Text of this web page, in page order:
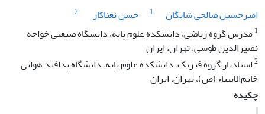
امیرحسین صالحی شایگان
1 حسن نعناکار
2
1مدرس گروه ریاضی، دانشکده علوم پایه، دانشگاه صنعتی خواجه
نصیرالدین طوسی، تهران، ایران
2استادیار گروه فیزیک، دانشکده علوم پایه، دانشگاه پدافند هوایی
خاتم‌الانبیاء (ص)، تهران، ایران
چکیده